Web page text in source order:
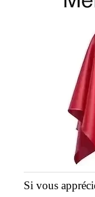
Si vous